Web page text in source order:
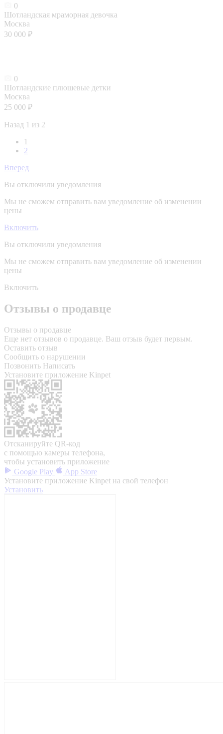
0
Шотландская мраморная девочка
Москва
30 000 ₽
0
Шотландские плюшевые детки
Москва
25 000 ₽
Назад 1 из 2
1
2
Вперед
Вы отключили уведомления
Мы не сможем отправить вам уведомление об изменении
цены
Включить
Вы отключили уведомления
Мы не сможем отправить вам уведомление об изменении
цены
Включить
Отзывы о продавце
Отзывы о продавце
Еще нет отзывов о продавце. Ваш отзыв будет первым.
Оставить отзыв
Сообщить о нарушении
Позвонить Написать
Установите приложение Kinpet
Отсканируйте QR-код
с помощью камеры телефона,
чтобы установить приложение
Google Play
App Store
Установите приложение Kinpet на свой телефон
Установить